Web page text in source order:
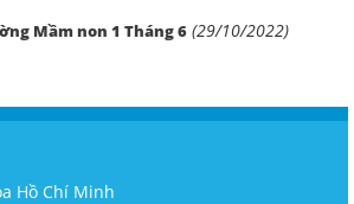
Mầm non 1 Tháng 6 (29/10/2022)
Hồ Chí Minh